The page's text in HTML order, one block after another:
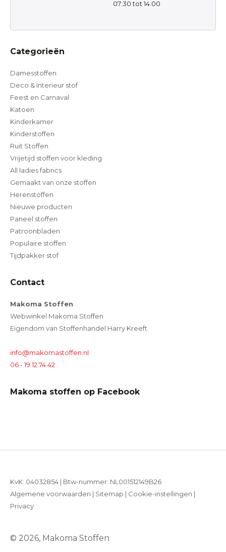
07:30 tot 14:00
Categorieën
Damesstoffen
Deco & Interieur stof
Feest en Carnaval
Katoen
Kinderkamer
Kinderstoffen
Ruit Stoffen
Vrijetijd stoffen voor kleding
All ladies fabrics
Gemaakt van onze stoffen
Herenstoffen
Nieuwe producten
Paneel stoffen
Patroonbladen
Populaire stoffen
Tijdpakker stof
Contact
Makoma Stoffen
Webwinkel Makoma Stoffen
Eigendom van Stoffenhandel Harry Kreeft
info@makomastoffen.nl
06 - 19 12 74 42
Makoma stoffen op Facebook
© 2026, Makoma Stoffen
KvK: 04032854 | Btw-nummer: NL001512149B26
Algemene voorwaarden | Sitemap | Cookie-instellingen |
Privacy